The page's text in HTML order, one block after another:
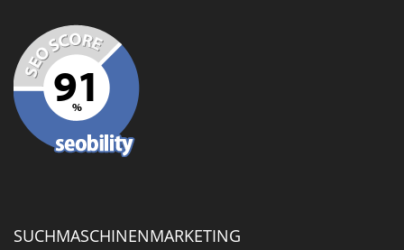
SUCHMASCHINENMARKETING